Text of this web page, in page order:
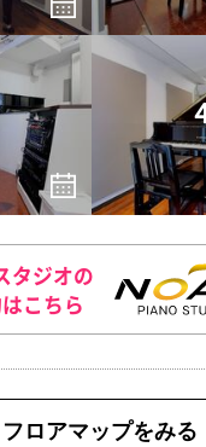
タジオの
こちら
フロアマップをみる